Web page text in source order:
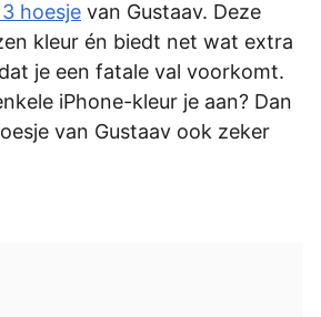
hoesje van Gustaav. Deze
kleur én biedt net wat extra
je een fatale val voorkomt.
iPhone-kleur je aan? Dan
van Gustaav ook zeker